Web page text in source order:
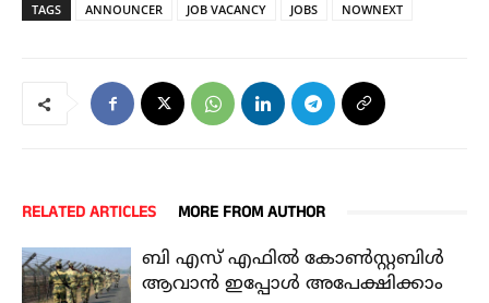
TAGS ANNOUNCER JOB VACANCY JOBS NOWNEXT
RELATED ARTICLES MORE FROM AUTHOR
ബി എസ് എഫിൽ കോൺസ്റ്റബിൾ
ആവാൻ ഇപ്പോൾ അപേക്ഷിക്കാം